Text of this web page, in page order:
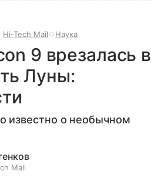
Hi-Tech Mail Наука
9 врезалась в
Луны:
известно о необычном
Mail